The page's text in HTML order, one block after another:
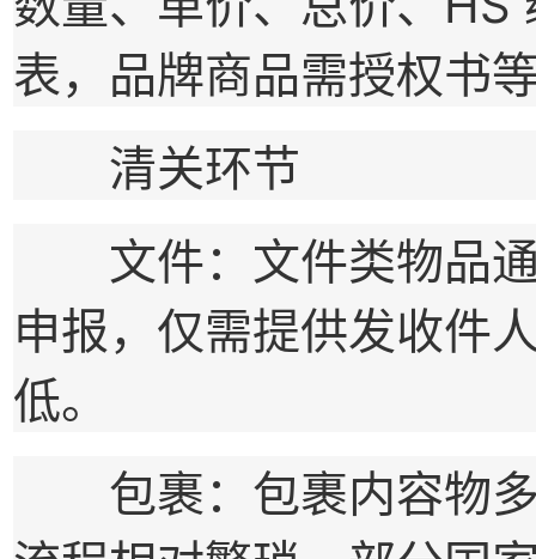
表，品牌商品需授权书
清关环节
文件：文件类物品通
申报，仅需提供发收件
低。
包裹：包裹内容物多